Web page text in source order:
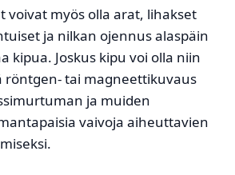
voivat myös olla arat, lihakset
ja nilkan ojennus alaspäin
kipua. Joskus kipu voi olla niin
röntgen- tai magneettikuvaus
ja muiden
vaivoja aiheuttavien